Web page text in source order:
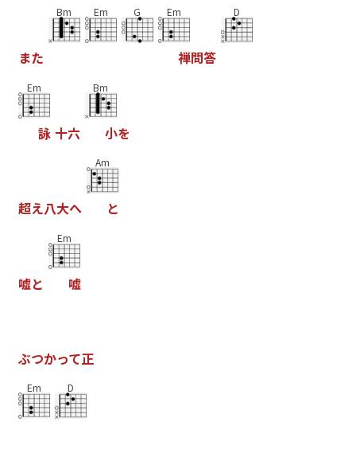
また
Bm Em G Em
禅問答
D
Em
詠 十六
Bm
小を
超え八大へ
Am
と
嘘と
Em
嘘
ぶつかって正
Em D